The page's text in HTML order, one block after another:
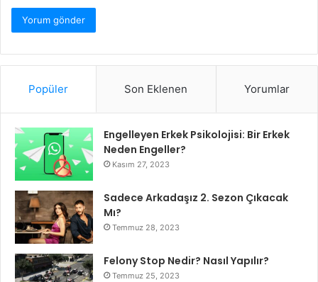
Popüler Son Eklenen Yorumlar
Engelleyen Erkek Psikolojisi: Bir Erkek
Neden Engeller?
Kasım 27, 2023
Sadece Arkadaşız 2. Sezon Çıkacak
Mı?
Temmuz 28, 2023
Felony Stop Nedir? Nasıl Yapılır?
Temmuz 25, 2023